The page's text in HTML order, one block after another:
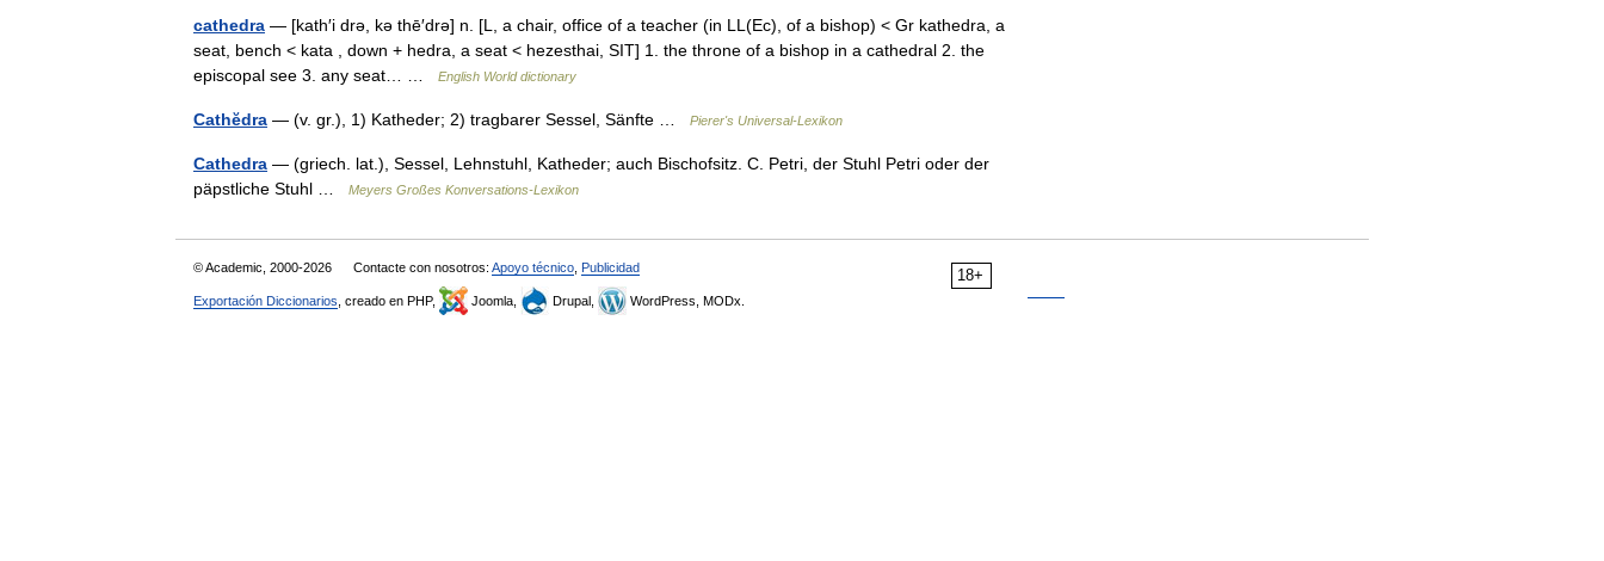
cathedra — [kath′i drə, kə thē′drə] n. [L, a chair, office of a teacher (in LL(Ec), of a bishop) < Gr kathedra, a
seat, bench < kata , down + hedra, a seat < hezesthai, SIT] 1. the throne of a bishop in a cathedral 2. the
episcopal see 3. any seat… …
English World dictionary
Cathĕdra — (v. gr.), 1) Katheder; 2) tragbarer Sessel, Sänfte … Pierer's Universal-Lexikon
Cathedra — (griech. lat.), Sessel, Lehnstuhl, Katheder; auch Bischofsitz. C. Petri, der Stuhl Petri oder der
päpstliche Stuhl …
Meyers Großes Konversations-Lexikon
18+
© Academic, 2000-2026 Contacte con nosotros: Apoyo técnico Publicidad
Exportación Diccionarios , creado en PHP, Joomla, Drupal, WordPress, MODx.